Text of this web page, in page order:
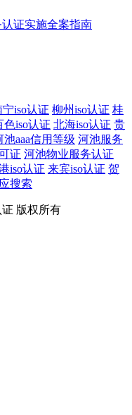
证实施全案指南
宁iso认证 柳州iso认证 桂
色iso认证 北海iso认证 贵
池aaa信用等级 河池服务
证 河池物业服务认证
iso认证 来宾iso认证 贺
搜索
证 版权所有